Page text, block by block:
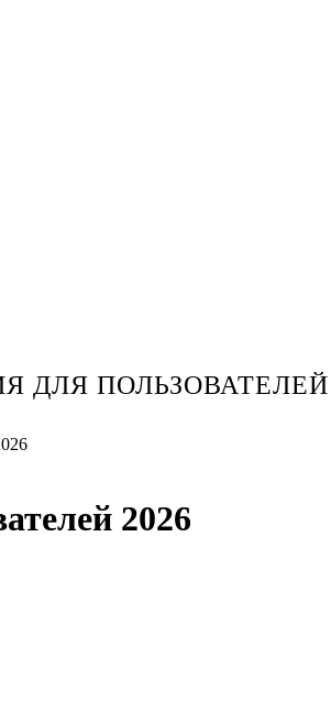
ДЛЯ ПОЛЬЗОВАТЕЛЕЙ
2026